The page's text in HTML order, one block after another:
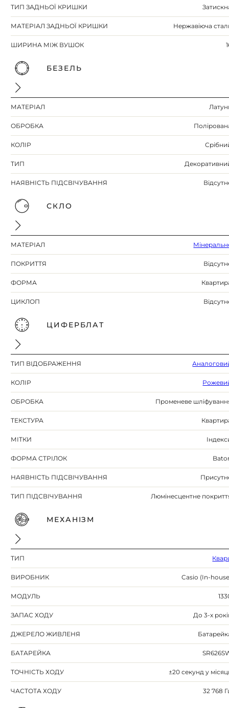
ТИП ЗАДНЬОЇ КРИШКИ
МАТЕРІАЛ ЗАДНЬОЇ КРИШКИ Нержавіюча
ШИРИНА МІЖ ВУШОК
БЕЗЕЛЬ
МАТЕРІАЛ
ОБРОБКА
КОЛІР
ТИП
НАЯВНІСТЬ ПІДСВІЧУВАННЯ
СКЛО
МАТЕРІАЛ
ПОКРИТТЯ
ФОРМА
ЦИКЛОП
ЦИФЕРБЛАТ
ТИП ВІДОБРАЖЕННЯ
КОЛІР
ОБРОБКА Променеве
ТЕКСТУРА
МІТКИ
ФОРМА СТРІЛОК
НАЯВНІСТЬ ПІДСВІЧУВАННЯ
ТИП ПІДСВІЧУВАННЯ Люмінесцентне
МЕХАНІЗМ
ТИП
ВИРОБНИК Casio (In-
МОДУЛЬ
ЗАПАС ХОДУ До 3-х
ДЖЕРЕЛО ЖИВЛЕНЯ
БАТАРЕЙКА
ТОЧНІСТЬ ХОДУ ±20 секунд у
ЧАСТОТА ХОДУ 32 768